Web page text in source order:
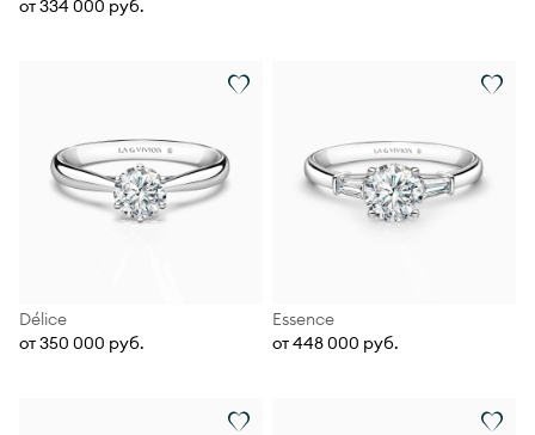
от 334 000 руб.
Délice
от 350 000 руб.
Essence
от 448 000 руб.